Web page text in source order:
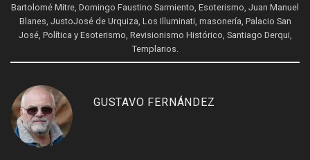
Bartolomé Mitre, Domingo Faustino Sarmiento, Esoterismo, Juan Manuel
Blanes, JustoJosé de Urquiza, Los Illuminati, masonería, Palacio San
José, Política y Esoterismo, Revisionismo Histórico, Santiago Derqui,
Templarios.
GUSTAVO FERNÁNDEZ